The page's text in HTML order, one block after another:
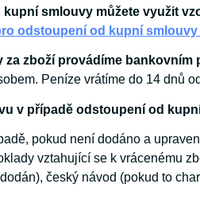
kupní smlouvy můžete využit
odstoupení od kupní smlouvy
za zboží provádíme bankovním
Peníze vrátíme do 14 dnů
v případě odstoupení od
pokud není dodáno a
vztahující se k vrácenému
český návod (pokud to